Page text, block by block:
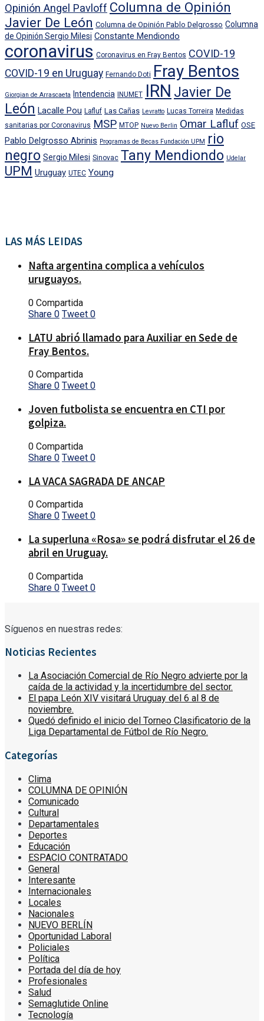
Opinión Angel Pavloff Columna de Opinión
Javier De León Columna de Opinión Pablo Delgrosso Columna
de Opinión Sergio Milesi Constante Mendiondo
coronavirus Coronavirus en Fray Bentos COVID-19
COVID-19 en Uruguay Fernando Doti Fray Bentos
Giorgian de Arrascaeta Intendencia INUMET IRN Javier De
León Lacalle Pou Lafluf Las Cañas Levratto Lucas Torreira Medidas
sanitarias por Coronavirus MSP MTOP Nuevo Berlin Omar Lafluf OSE
Pablo Delgrosso Abrinis Programas de Becas Fundación UPM rio
negro Sergio Milesi Sinovac Tany Mendiondo Udelar
UPM Uruguay UTEC Young
LAS MÁS LEIDAS
Nafta argentina complica a vehículos
uruguayos.
0 Compartida
Share 0 Tweet 0
LATU abrió llamado para Auxiliar en Sede de
Fray Bentos.
0 Compartida
Share 0 Tweet 0
Joven futbolista se encuentra en CTI por
golpiza.
0 Compartida
Share 0 Tweet 0
LA VACA SAGRADA DE ANCAP
0 Compartida
Share 0 Tweet 0
La superluna «Rosa» se podrá disfrutar el 26 de
abril en Uruguay.
0 Compartida
Share 0 Tweet 0
Síguenos en nuestras redes:
Noticias Recientes
La Asociación Comercial de Río Negro advierte por la
caída de la actividad y la incertidumbre del sector.
El papa León XIV visitará Uruguay del 6 al 8 de
noviembre.
Quedó definido el inicio del Torneo Clasificatorio de la
Liga Departamental de Fútbol de Río Negro.
Categorías
Clima
COLUMNA DE OPINIÓN
Comunicado
Cultural
Departamentales
Deportes
Educación
ESPACIO CONTRATADO
General
Interesante
Internacionales
Locales
Nacionales
NUEVO BERLÍN
Oportunidad Laboral
Policiales
Política
Portada del día de hoy
Profesionales
Salud
Semaglutide Online
Tecnología